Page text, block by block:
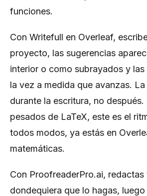
funciones.
Con Writefull en Overleaf,
proyecto, las sugerencias
interior o como subrayados y las
la vez a medida que avanzas.
durante la escritura, no
pesados ​​de LaTeX, este es el
todos modos, ya estás en
matemáticas.
Con ProofreaderPro.ai, redactas
dondequiera que lo hagas,